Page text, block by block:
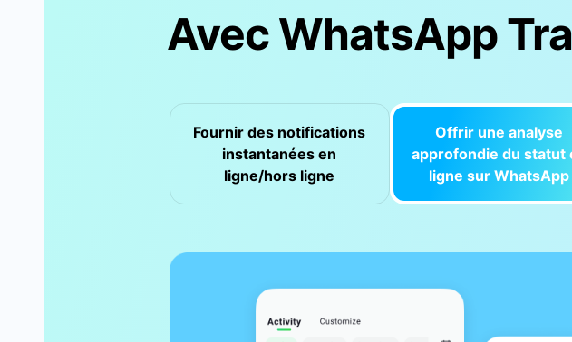
Avec WhatsApp
Fournir des notifications
instantanéesen
ligne/hors ligne
Offrir une analyse
approfondie du statut
ligne sur WhatsApp